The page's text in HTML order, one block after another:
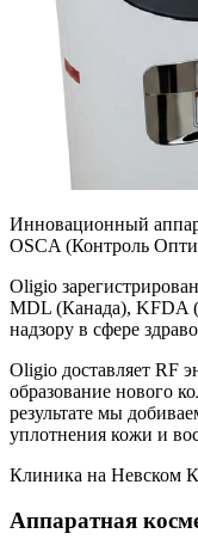
Инновационный
OSCA (Контроль
Oligio
MDL (Канада), KFDA
надзору в сфере
Oligio доставляет RF
образование нового
результате мы
уплотнения кожи и
Клиника на Невском
Аппаратная